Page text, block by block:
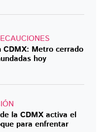
CDMX: Metro cerrado
hoy
la CDMX activa el
para enfrentar